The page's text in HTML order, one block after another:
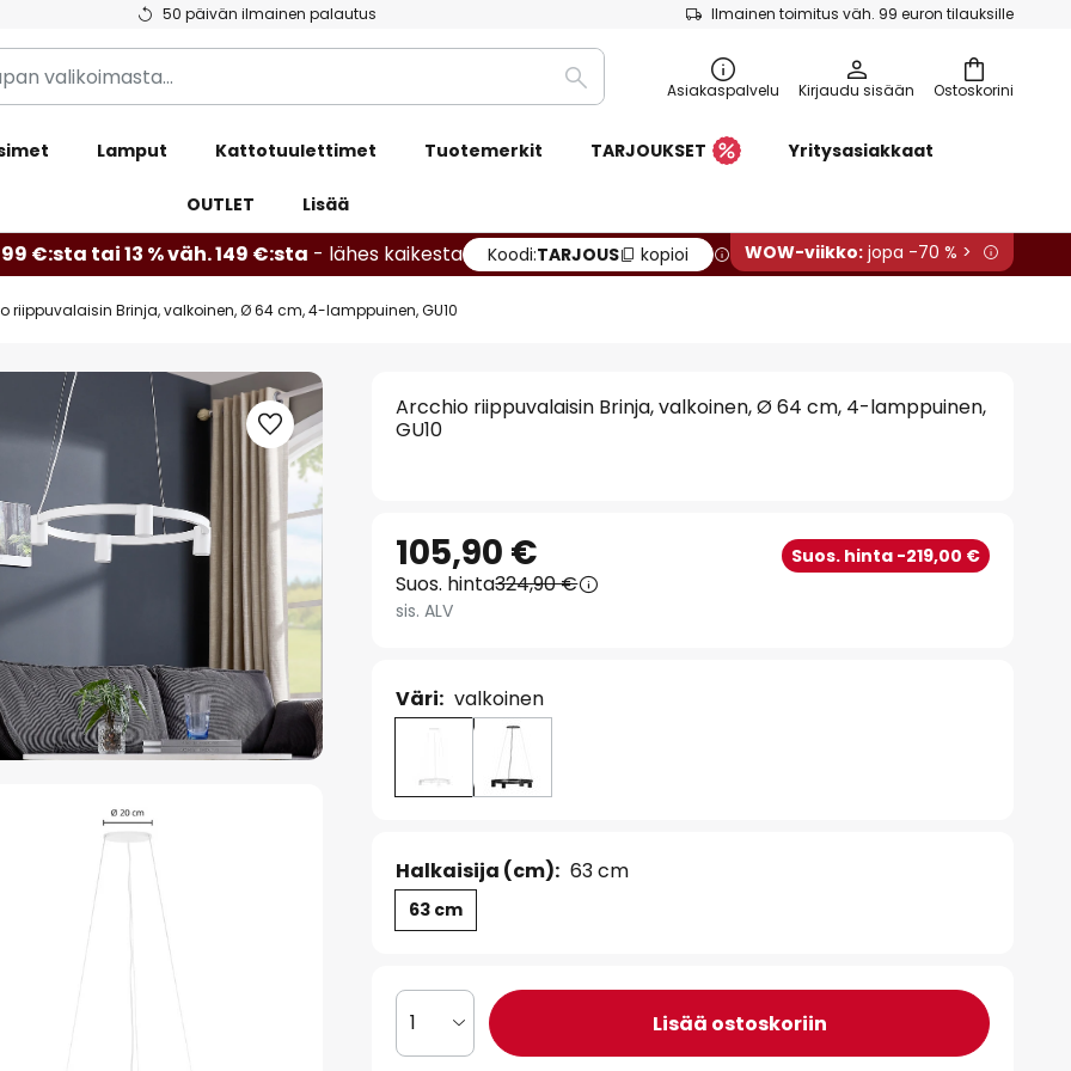
50 päivän ilmainen palautus Ilmainen toimitus väh. 99 euron tilauksille
Ostoskorini
Etsi Asiakaspalvelu Kirjaudu sisään
Lamput Kattotuulettimet Tuotemerkit TARJOUKSET Yritysasiakkaat
OUTLET Lisää
€:sta tai 13 % väh. 149 €:sta - lähes kaikesta Koodi:TARJOUS kopioi WOW-viikko: jopa -70 % >
riippuvalaisin Brinja, valkoinen, Ø 64 cm, 4-lamppuinen, GU10
Arcchio riippuvalaisin Brinja, valkoinen, Ø 64 cm, 4-lamppuinen,
GU10
105,90 € Suos. hinta -219,00 €
Suos. hinta324,90 €
sis. ALV
Väri: valkoinen
Halkaisija (cm): 63 cm
63 cm
1 Lisää ostoskoriin